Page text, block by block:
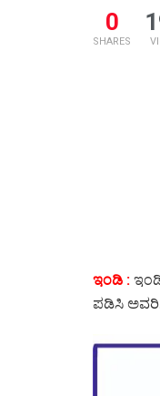
0
SHARES
ಇಂಡಿ :
ಪಡಿಸಿ